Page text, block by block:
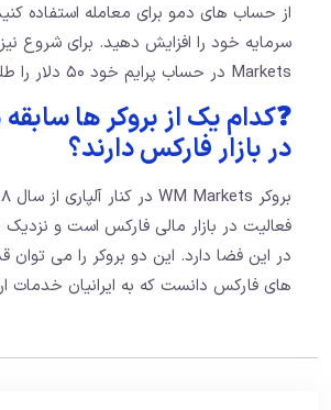
از حساب های دمو برای معامله استفاده
Markets در حساب پرایم خود ۵۰ دلار را طلب می کند.
❓کدام یک از بروکر ها
در بازار فارکس دارند؟
در این فضا دارد. این دو بروکر را می توان
های فارکس دانست که به ایرانیان خدمات